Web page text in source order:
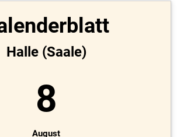
Halle (Saale)
8
August